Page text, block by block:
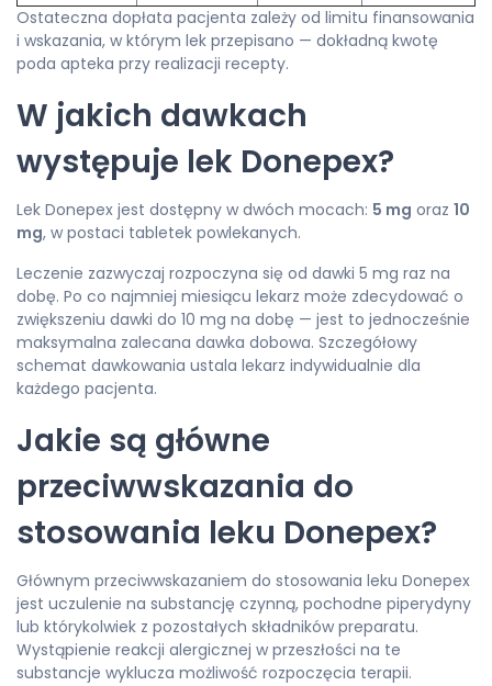
Ostateczna dopłata pacjenta zależy od limitu finansowania
i wskazania, w którym lek przepisano — dokładną kwotę
poda apteka przy realizacji recepty.
W jakich dawkach
występuje lek Donepex?
Lek Donepex jest dostępny w dwóch mocach: 5 mg oraz 10
mg, w postaci tabletek powlekanych.
Leczenie zazwyczaj rozpoczyna się od dawki 5 mg raz na
dobę. Po co najmniej miesiącu lekarz może zdecydować o
zwiększeniu dawki do 10 mg na dobę — jest to jednocześnie
maksymalna zalecana dawka dobowa. Szczegółowy
schemat dawkowania ustala lekarz indywidualnie dla
każdego pacjenta.
Jakie są główne
przeciwwskazania do
stosowania leku Donepex?
Głównym przeciwwskazaniem do stosowania leku Donepex
jest uczulenie na substancję czynną, pochodne piperydyny
lub którykolwiek z pozostałych składników preparatu.
Wystąpienie reakcji alergicznej w przeszłości na te
substancje wyklucza możliwość rozpoczęcia terapii.